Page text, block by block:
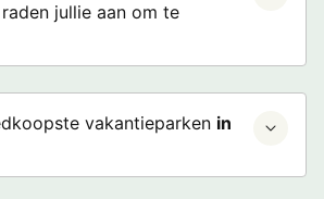
raden jullie aan om te
vakantieparken in